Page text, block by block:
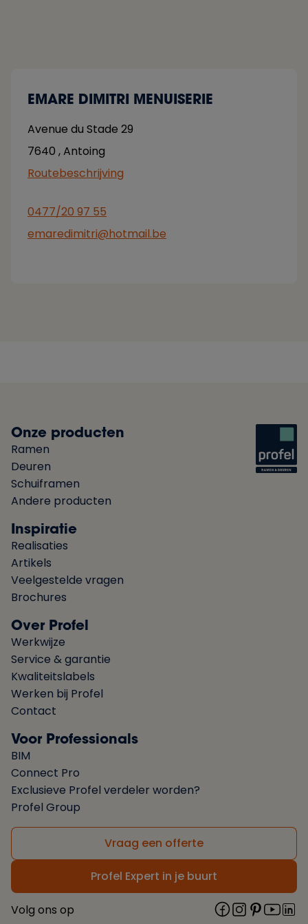
EMARE DIMITRI MENUISERIE
Avenue du Stade 29
7640 ,Antoing
Routebeschrijving
0477/20 97 55
emaredimitri@hotmail.be
Onze producten
Ramen
Deuren
Schuiframen
Andere producten
Inspiratie
Realisaties
Artikels
Veelgestelde vragen
Brochures
Over Profel
Werkwijze
Service & garantie
Kwaliteitslabels
Werken bij Profel
Contact
Voor Professionals
BIM
Connect Pro
Exclusieve Profel verdeler worden?
Profel Group
Vraag een offerte
Profel Expert in je buurt
Volg ons op